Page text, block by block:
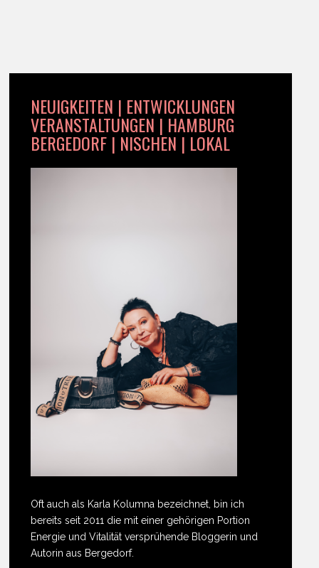
NEUIGKEITEN | ENTWICKLUNGEN
VERANSTALTUNGEN | HAMBURG
BERGEDORF | NISCHEN | LOKAL
Oft auch als Karla Kolumna bezeichnet, bin ich
bereits seit 2011 die mit einer gehörigen Portion
Energie und Vitalität versprühende Bloggerin und
Autorin aus Bergedorf.